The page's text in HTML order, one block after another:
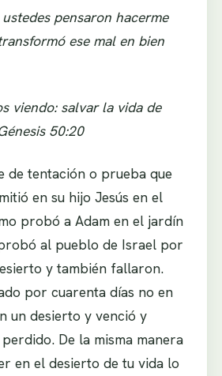
pensaron hacerme
ese mal en bien
viendo: salvar la vida de
50:20
de tentación o prueba que
en su hijo Jesús en el
probó a Adam en el jardín
al pueblo de Israel por
y también fallaron.
por cuarenta días no en
un desierto y venció y
De la misma manera
en el desierto de tu vida lo